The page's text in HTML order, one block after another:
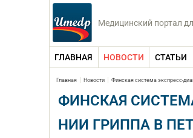
Медицинский портал
ГЛАВНАЯ НОВОСТИ СТАТЬИ
Главная Новости Финская система экспресс-
ФИНСКАЯ
НИИ ГРИППА В